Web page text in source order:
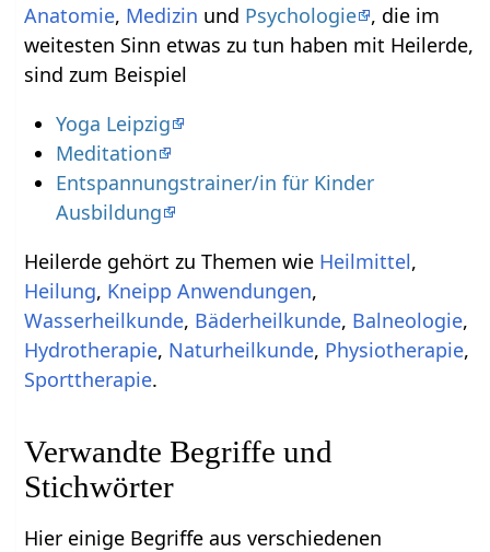
Anatomie, Medizin und Psychologie , die im
weitesten Sinn etwas zu tun haben mit Heilerde,
sind zum Beispiel
Yoga Leipzig
Meditation
Entspannungstrainer/in für Kinder
Ausbildung
Heilerde gehört zu Themen wie Heilmittel,
Heilung, Kneipp Anwendungen,
Wasserheilkunde, Bäderheilkunde, Balneologie,
Hydrotherapie, Naturheilkunde, Physiotherapie,
Sporttherapie.
Verwandte Begriffe und
Stichwörter
Hier einige Begriffe aus verschiedenen